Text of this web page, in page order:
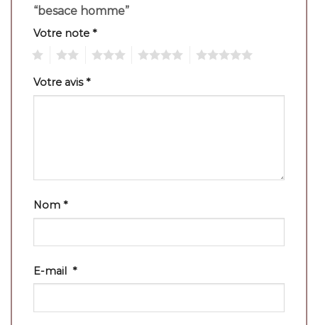
“besace homme”
Votre note *
Votre avis*
Nom *
E-mail *